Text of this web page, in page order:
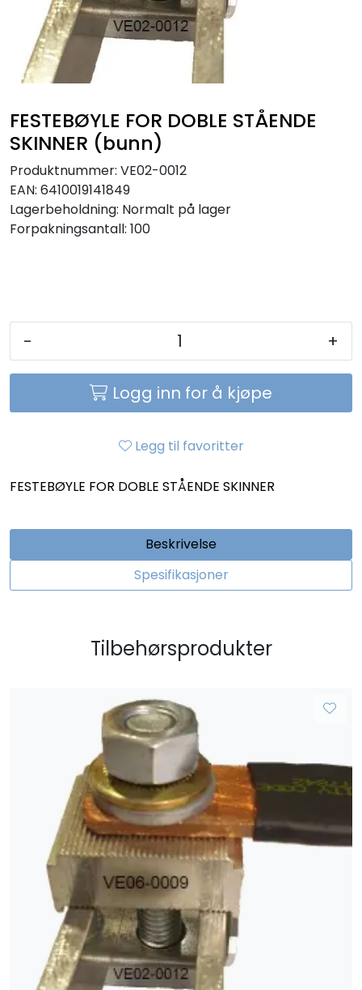
FESTEBØYLE FOR DOBLE STÅENDE
SKINNER (bunn)
Produktnummer: VE02-0012
EAN: 6410019141849
Lagerbeholdning: Normalt på lager
Forpakningsantall: 100
- +
Logg inn for å kjøpe
Legg til favoritter
FESTEBØYLE FOR DOBLE STÅENDE SKINNER
Beskrivelse
Spesifikasjoner
Tilbehørsprodukter
Sikringer
Leverandører